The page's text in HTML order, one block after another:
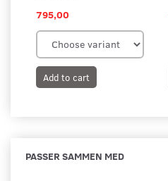
795,00
Add to cart
PASSER SAMMEN MED